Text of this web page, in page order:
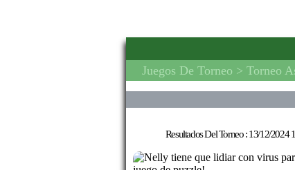
Juegos De Torneo > Torneo
Resultados Del Torneo :13/12/2024